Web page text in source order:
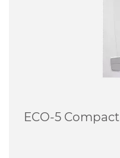
ECO-5 Compact